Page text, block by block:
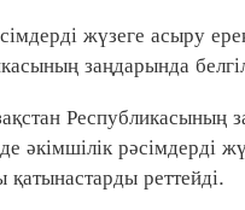
жүзеге асыру
заңдарында
Республикасының
әкімшілік рәсімдерді
реттейді.